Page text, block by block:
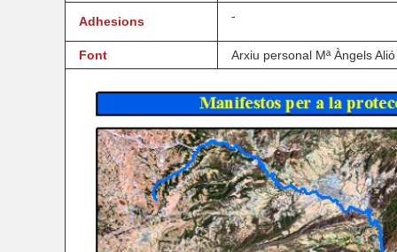
Adhesions -
Font Arxiu personal Mª Àngels Alió